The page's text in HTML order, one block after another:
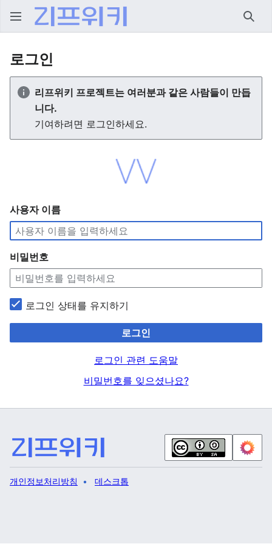
검색
로그인
리프위키 프로젝트는 여러분과 같은 사람들이 만듭
니다.
기여하려면 로그인하세요.
사용자 이름
비밀번호
로그인 상태를 유지하기
로그인
로그인 관련 도움말
비밀번호를 잊으셨나요?
개인정보처리방침 데스크톱